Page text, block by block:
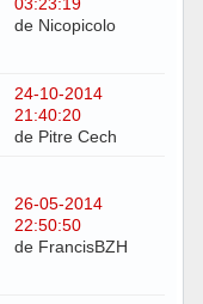
de Nicopicolo
24-10-2014
21:40:20
de Pitre Cech
26-05-2014
22:50:50
de FrancisBZH